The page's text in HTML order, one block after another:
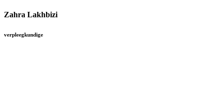
Zahra Lakhbizi
verpleegkundige